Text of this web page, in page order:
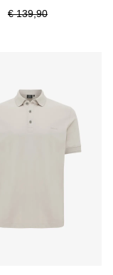
€ 139,90